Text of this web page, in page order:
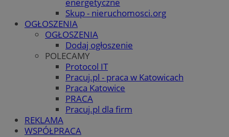
Skup - nieruchomosci.org
OGŁOSZENIA
OGŁOSZENIA
Dodaj ogłoszenie
POLECAMY
Protocol IT
Pracuj.pl - praca w Katowicach
Praca Katowice
PRACA
Pracuj.pl dla firm
REKLAMA
WSPÓŁPRACA